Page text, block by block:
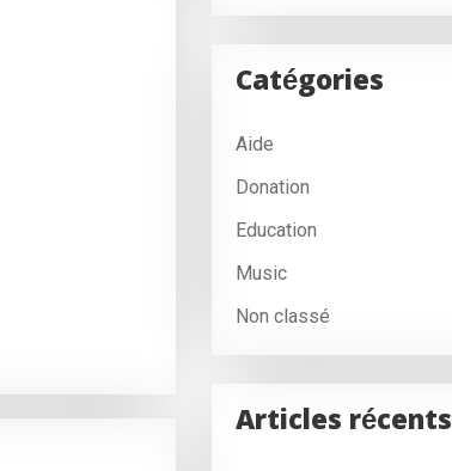
Catégories
Aide
Donation
Education
Music
Non classé
Articles récents